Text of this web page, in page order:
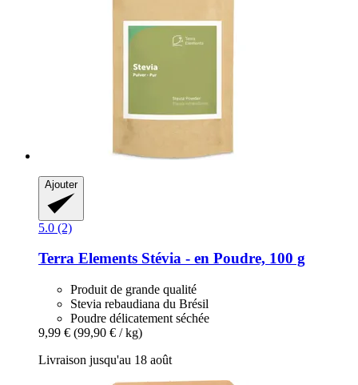
Ajouter
5.0 (2)
Terra Elements Stévia -​ en Poudre, 100 g
Produit de grande qualité
Stevia rebaudiana du Brésil
Poudre délicatement séchée
9,99 € (99,90 € / kg)
Livraison jusqu'au 18 août